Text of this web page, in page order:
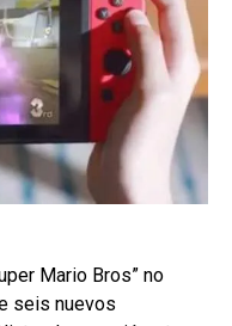
Mario Bros” no
seis nuevos